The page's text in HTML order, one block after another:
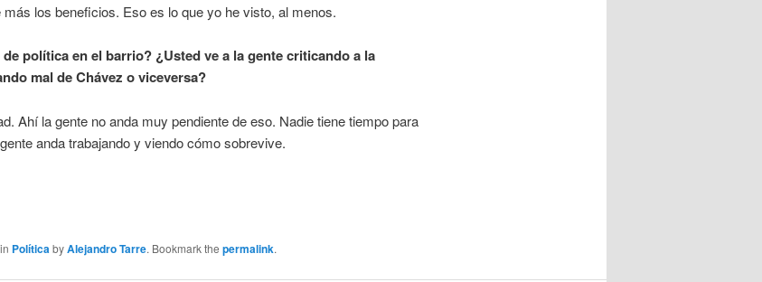
más los beneficios. Eso es lo que yo he visto, al menos.
política en el barrio? ¿Usted ve a la gente criticando a la
mal de Chávez o viceversa?
Ahí la gente no anda muy pendiente de eso. Nadie tiene tiempo para
anda trabajando y viendo cómo sobrevive.
PolíticabyAlejandro Tarre. Bookmark the permalink.